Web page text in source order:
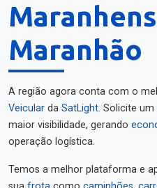
Maranhão
A região agora conta com o
Veicular da SatLight. Solicite um
maior visibilidade, gerando
operação logística.
Temos a melhor plataforma e